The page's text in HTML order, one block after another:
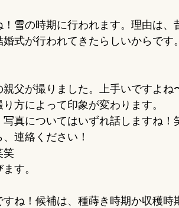
雪の時期に行われます。理由は、
式が行われてきたらしいからです
父が撮りました。上手いですよね
方によって印象が変わります。
真についてはいずれ話しますね！
連絡ください！
笑
す。
ね！候補は、種蒔き時期か収穫時